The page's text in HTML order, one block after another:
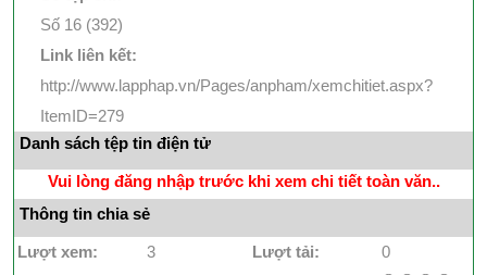
Số 16 (392)
Link liên kết:
http://www.lapphap.vn/Pages/anpham/xemchitiet.aspx?
ItemID=279
Danh sách tệp tin điện tử
Vui lòng đăng nhập trước khi xem chi tiết toàn văn..
Thông tin chia sẻ
Lượt xem: 3 Lượt tải: 0